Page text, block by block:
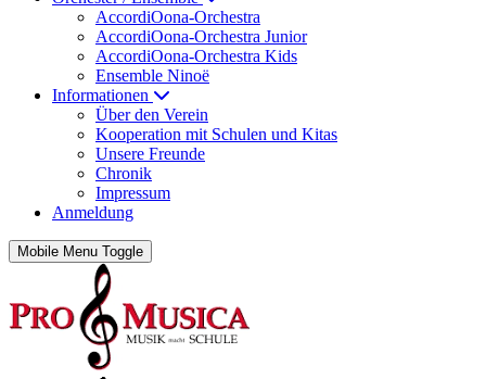
AccordiOona-Orchestra
AccordiOona-Orchestra Junior
AccordiOona-Orchestra Kids
Ensemble Ninoë
Informationen
Über den Verein
Kooperation mit Schulen und Kitas
Unsere Freunde
Chronik
Impressum
Anmeldung
Mobile Menu Toggle